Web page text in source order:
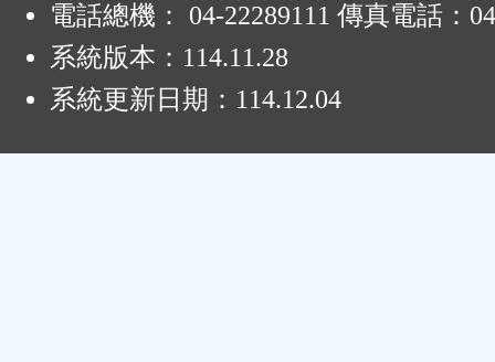
電話總機： 04-22289111 傳真電話：
系統版本： 114.11.28
系統更新日期： 114.12.04